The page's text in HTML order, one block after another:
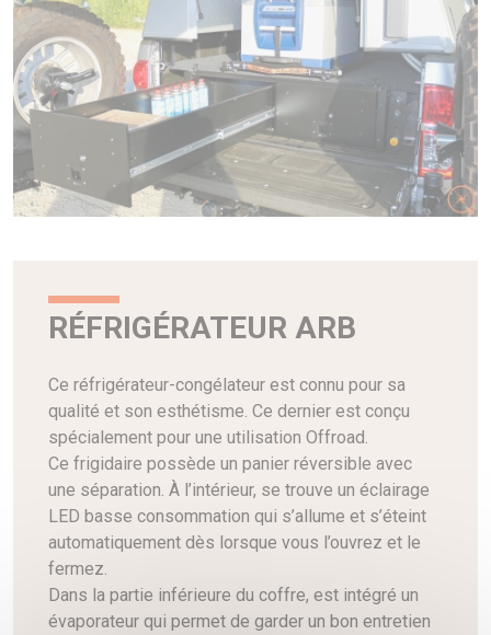
RÉFRIGÉRATEUR ARB
Ce réfrigérateur-congélateur est connu pour sa
qualité et son esthétisme. Ce dernier est conçu
spécialement pour une utilisation Offroad.
Ce frigidaire possède un panier réversible avec
une séparation. À l’intérieur, se trouve un éclairage
LED basse consommation qui s’allume et s’éteint
automatiquement dès lorsque vous l’ouvrez et le
fermez.
Dans la partie inférieure du coffre, est intégré un
évaporateur qui permet de garder un bon entretien